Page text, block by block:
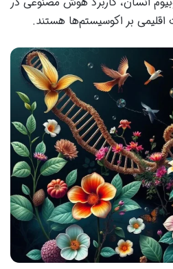
بر اکوسیستم‌ها هستند.